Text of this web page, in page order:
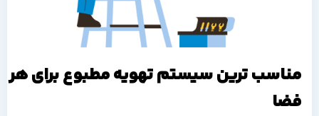
مناسب ترین سیستم تهویه مطبوع برای هر
فضا